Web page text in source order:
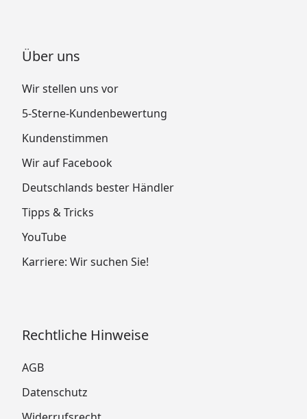
Über uns
Wir stellen uns vor
5-Sterne-Kundenbewertung
Kundenstimmen
Wir auf Facebook
Deutschlands bester Händler
Tipps & Tricks
YouTube
Karriere: Wir suchen Sie!
Rechtliche Hinweise
AGB
Datenschutz